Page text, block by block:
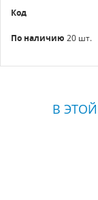
Код
По наличию 20 шт.
В